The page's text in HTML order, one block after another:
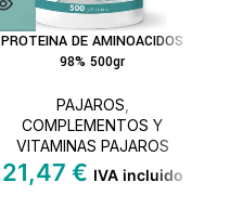
PROTEINA DE AMINOACIDOS
98% 500gr
PAJAROS
COMPLEMENTOS Y
VITAMINAS PAJAROS
21,47 € IVA incluido